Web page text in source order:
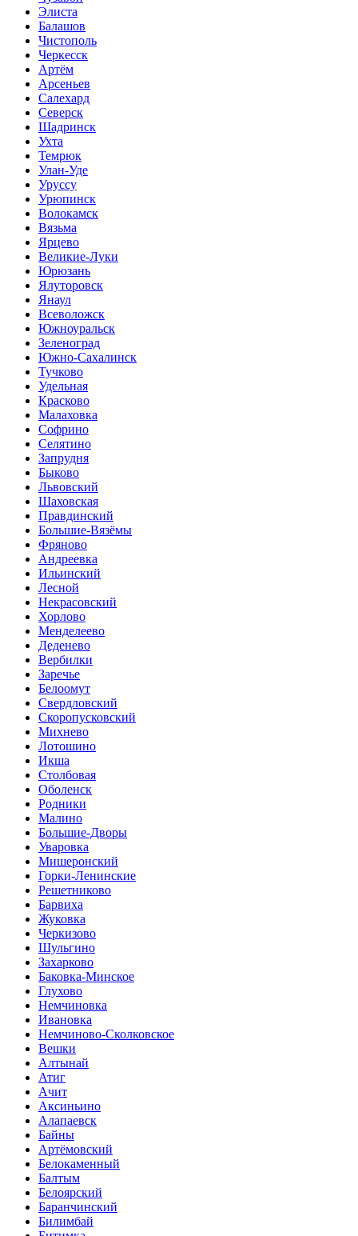
Элиста
Балашов
Чистополь
Черкесск
Артём
Арсеньев
Салехард
Северск
Шадринск
Ухта
Темрюк
Улан-Уде
Уруссу
Урюпинск
Волокамск
Вязьма
Ярцево
Великие-Луки
Юрюзань
Ялуторовск
Янаул
Всеволожск
Южноуральск
Зеленоград
Южно-Сахалинск
Тучково
Удельная
Красково
Малаховка
Софрино
Селятино
Запрудня
Быково
Львовский
Шаховская
Правдинский
Большие-Вязёмы
Фряново
Андреевка
Ильинский
Лесной
Некрасовский
Хорлово
Менделеево
Деденево
Вербилки
Заречье
Белоомут
Свердловский
Скоропусковский
Михнево
Лотошино
Икша
Столбовая
Оболенск
Родники
Малино
Большие-Дворы
Уваровка
Мишеронский
Горки-Ленинские
Решетниково
Барвиха
Жуковка
Черкизово
Шульгино
Захарково
Баковка-Минское
Глухово
Немчиновка
Ивановка
Немчиново-Сколковское
Вешки
Алтынай
Атиг
Ачит
Аксиньино
Алапаевск
Байны
Артёмовский
Белокаменный
Балтым
Белоярский
Баранчинский
Билимбай